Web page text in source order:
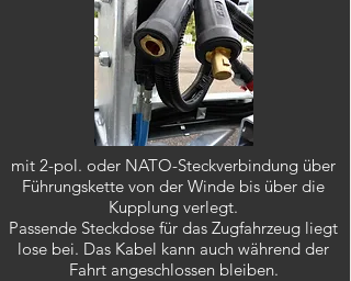
mit 2-pol. oder NATO-Steckverbindung über
Führungskette von der Winde bis über die
Kupplung verlegt.
Passende Steckdose für das Zugfahrzeug liegt
lose bei. Das Kabel kann auch während der
Fahrt angeschlossen bleiben.